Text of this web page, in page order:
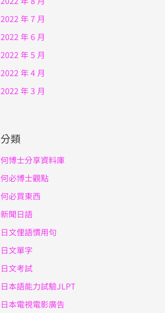
2022 年 7 月
2022 年 6 月
2022 年 5 月
2022 年 4 月
2022 年 3 月
分類
何博士分享資料庫
何必博士觀點
何必買東西
新聞日語
日文俚語慣用句
日文單字
日文考試
日本語能力試驗JLPT
日本電視電影廣告